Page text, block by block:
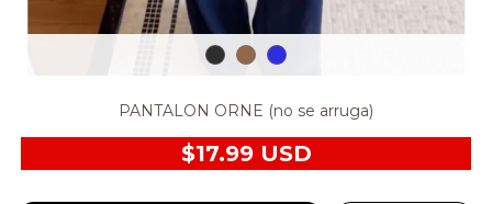
PANTALON ORNE (no se arruga)
$17.99 USD